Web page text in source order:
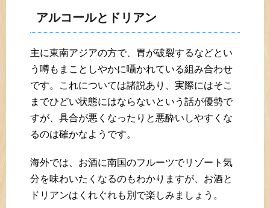
アルコールとドリアン
主に東南アジアの方で、胃が破裂するなどとい
う噂もまことしやかに囁かれている組み合わせ
です。これについては諸説あり、実際にはそこ
までひどい状態にはならないという話が優勢で
すが、具合が悪くなったりと悪酔いしやすくな
るのは確かなようです。
海外では、お酒に南国のフルーツでリゾート気
分を味わいたくなるのもわかりますが、お酒と
ドリアンはくれぐれも別で楽しみましょう。